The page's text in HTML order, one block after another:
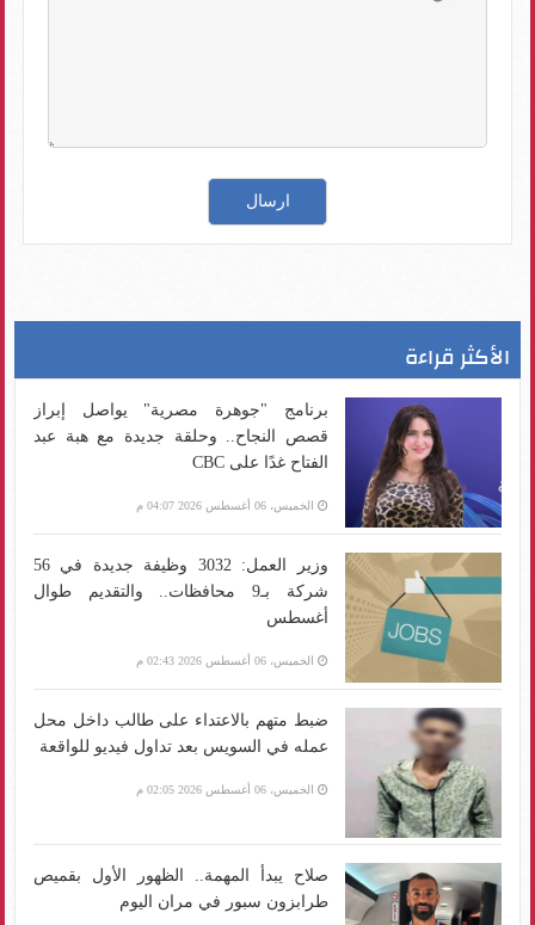
الأكثر قراءة
برنامج "جوهرة مصرية" يواصل إبراز
قصص النجاح.. وحلقة جديدة مع هبة عبد
الفتاح غدًا على CBC
الخميس، 06 أغسطس 2026 04:07 م
وزير العمل: 3032 وظيفة جديدة في 56
شركة بـ9 محافظات.. والتقديم طوال
أغسطس
الخميس، 06 أغسطس 2026 02:43 م
ضبط متهم بالاعتداء على طالب داخل محل
عمله في السويس بعد تداول فيديو للواقعة
الخميس، 06 أغسطس 2026 02:05 م
صلاح يبدأ المهمة.. الظهور الأول بقميص
طرابزون سبور في مران اليوم